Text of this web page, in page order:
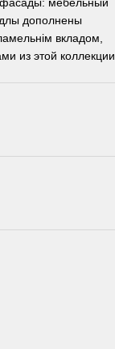
дополнены
вкладом,
из этой коллекции